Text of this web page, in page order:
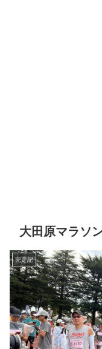
大田原マラソ
完走記